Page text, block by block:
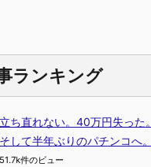
ランキング
立ち直れない。40万円失った。
そして半年ぶりのパチンコへ。
51.7k件のビュー